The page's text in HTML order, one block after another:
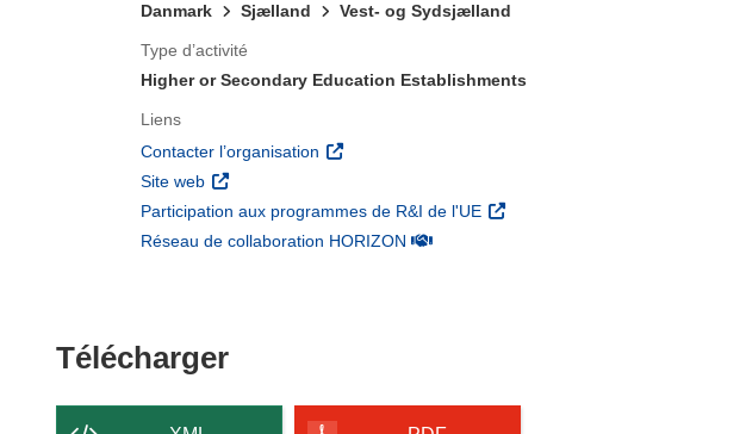
Danmark
Sjælland Vest- og Sydsjælland
Type d’activité
Higher or Secondary Education Establishments
Liens
Contacter l’organisation (s’ouvre dans une nouvelle fenêtre)
Site web (s’ouvre dans une nouvelle fenêtre)
Participation aux programmes de R&I de l'UE (s’ouvre dans une nouvelle fenêtre)
Réseau de collaboration HORIZON(s’ouvre dans une nouvelle fenêtre)
TéléchargerTélécharger le contenu de la page